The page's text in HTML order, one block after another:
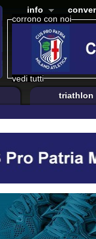
corrono con noi
vedi tutti
info
triathlon